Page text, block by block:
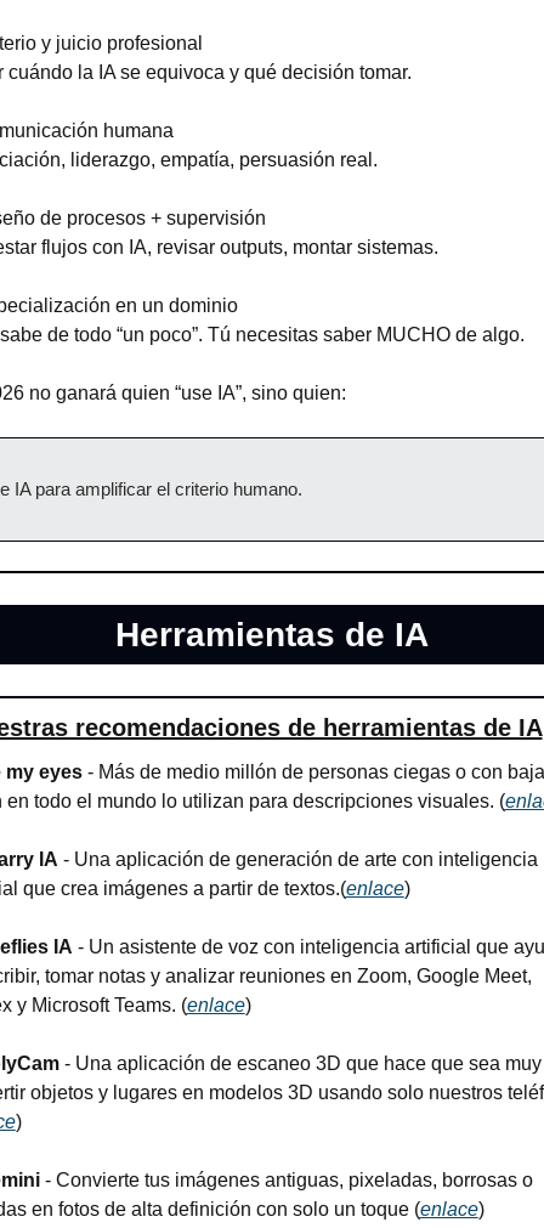
y juicio profesional
cuándo la IA se equivoca y qué decisión tomar.
humana
liderazgo, empatía, persuasión real.
de procesos + supervisión
flujos con IA, revisar outputs, montar sistemas.
en un dominio
de todo “un poco”. Tú necesitas saber MUCHO de algo.
no ganará quien “use IA”, sino quien:
IA para amplificar el criterio humano.
Herramientas de IA
recomendaciones de herramientas de IA
my eyes - Más de medio millón de personas ciegas o con baja
en todo el mundo lo utilizan para descripciones visuales. (
IA - Una aplicación de generación de arte con inteligencia
que crea imágenes a partir de textos.(enlace)
IA - Un asistente de voz con inteligencia artificial que
tomar notas y analizar reuniones en Zoom, Google Meet,
y Microsoft Teams. (enlace)
- Una aplicación de escaneo 3D que hace que sea
objetos y lugares en modelos 3D usando solo nuestros
)
- Convierte tus imágenes antiguas, pixeladas, borrosas o
en fotos de alta definición con solo un toque (enlace)